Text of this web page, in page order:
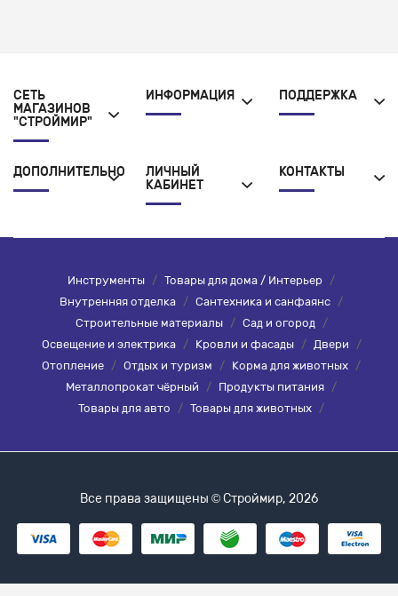
СЕТЬ
МАГАЗИНОВ
"СТРОЙМИР"
ИНФОРМАЦИЯ ПОДДЕРЖКА
ДОПОЛНИТЕЛЬНО
ЛИЧНЫЙ
КАБИНЕТ
КОНТАКТЫ
Инструменты / Товары для дома / Интерьер /
Внутренняя отделка / Сантехника и санфаянс /
Строительные материалы
/ Сад и огород
/
Освещение и электрика
/ Кровли и фасады / Двери
/
Отопление / Отдых и туризм / Корма для животных /
Металлопрокат чёрный
/ Продукты питания /
Товары для авто
/ Товары для животных /
Все права защищены © Строймир, 2026